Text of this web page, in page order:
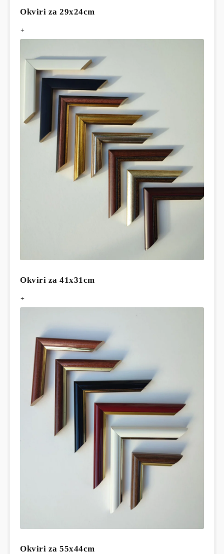
Okviri za 29x24cm
+
Okviri za 41x31cm
+
Okviri za 55x44cm